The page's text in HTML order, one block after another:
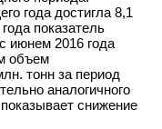
года достигла 8,1
показатель
июнем 2016 года
объем
тонн за период
аналогичного
снижение